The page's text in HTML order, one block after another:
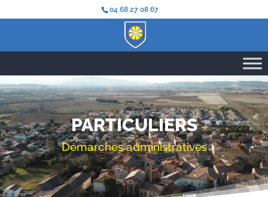
04 68 27 08 67
PARTICULIERS
Démarches administratives